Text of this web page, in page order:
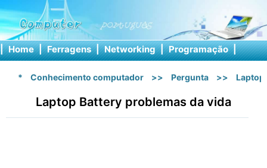
| Home | Ferragens | Networking | Programação |
* Conhecimento computador >> Pergunta >> Laptop
Laptop Battery problemas da vida